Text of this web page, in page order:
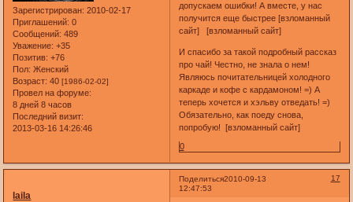
Зарегистрирован: 2010-02-17
Приглашений: 0
Сообщений: 489
Уважение: +35
Позитив: +76
Пол: Женский
Возраст: 40[1986-02-02]
Провел на форуме:
8 дней 8 часов
Последний визит:
2013-03-16 14:26:46
допускаем ошибки! А вместе, у нас
получится еще быстрее [взломанный
сайт] [взломанный сайт]
И спасибо за такой подробный рассказ
про чай! Честно, не знала о нем!
Являюсь почитательницей холодного
каркаде и кофе с кардамоном! =) А
теперь хочется и хэльву отведать! =)
Обязательно, как поеду снова,
попробую! [взломанный сайт]
0
Поделиться 17
2010-09-13
12:47:53
laila